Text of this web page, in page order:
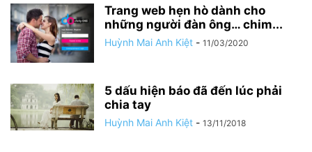
Trang web hẹn hò dành cho
những người đàn ông… chim...
Huỳnh Mai Anh Kiệt - 11/03/2020
5 dấu hiện báo đã đến lúc phải
chia tay
Huỳnh Mai Anh Kiệt - 13/11/2018